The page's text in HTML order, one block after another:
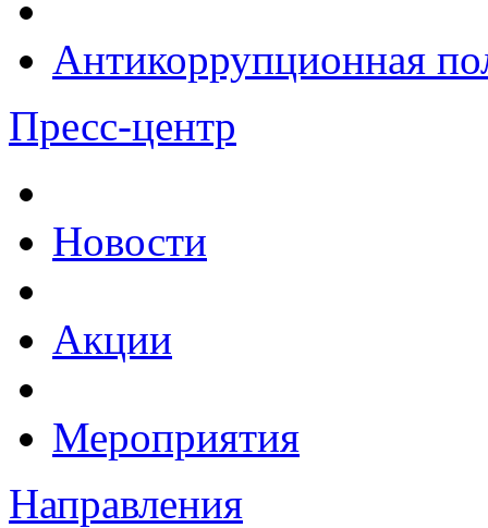
Антикоррупционная
Пресс-центр
Новости
Акции
Мероприятия
Направления